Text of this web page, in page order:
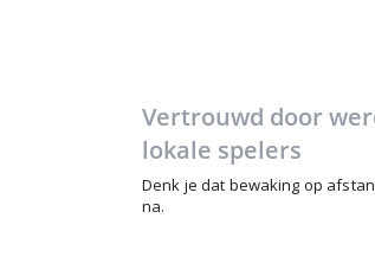
Vertrouwd door
lokale spelers
Denk je dat bewaking op
na.